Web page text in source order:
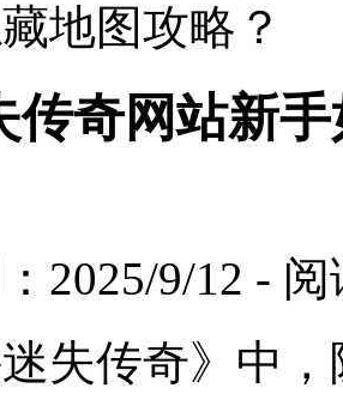
地图攻略？
传奇网站新
2025/9/12 -
失传奇》中